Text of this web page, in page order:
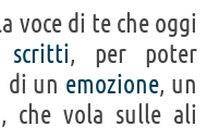
voce di te che oggi
scritti, per poter
di un emozione, un
che vola sulle ali